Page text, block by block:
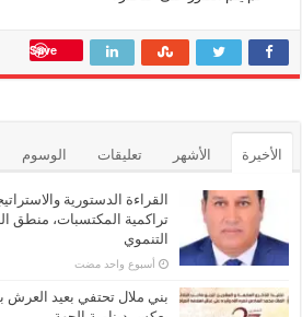
Save
الأخيرة الأشهر تعليقات الوسوم
القراءة الدستورية
تراكمية المكتسبات، منطق
التنموي
‏أسبوع واحد مضت
بني ملال تحتفي بعيد العرش